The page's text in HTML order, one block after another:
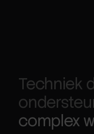
Techniek
complex